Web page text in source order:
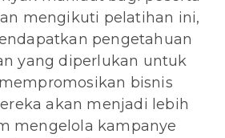
mengikuti pelatihan ini,
pengetahuan
yang diperlukan untuk
bisnis
akan menjadi lebih
mengelola kampanye